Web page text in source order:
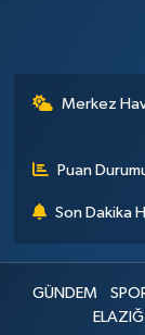
Merkez
Puan
Son Dakika
GÜNDEM
ELAZIĞ